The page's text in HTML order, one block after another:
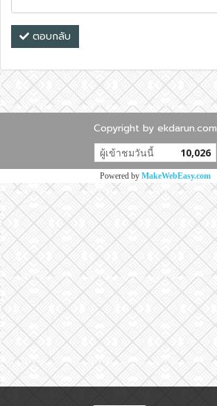
ตอบกลับ
Copyright by ekdarun.com
ผู้เข้าชมวันนี้ 10,026
Powered by MakeWebEasy.com